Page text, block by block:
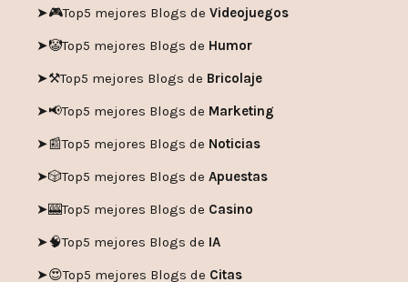
➤🎮Top5 mejores Blogs de Videojuegos
➤🤡Top5 mejores Blogs de Humor
➤⚒️Top5 mejores Blogs de Bricolaje
➤📢Top5 mejores Blogs de Marketing
➤📰Top5 mejores Blogs de Noticias
➤🎲Top5 mejores Blogs de Apuestas
➤🎰Top5 mejores Blogs de Casino
➤🧠Top5 mejores Blogs de IA
➤😍Top5 mejores Blogs de Citas